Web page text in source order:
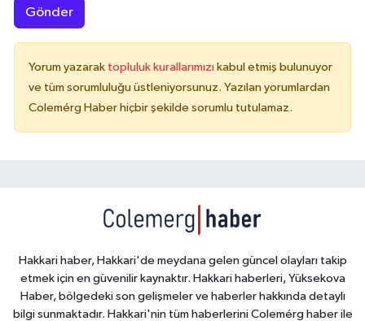
Gönder
Yorum yazarak topluluk kurallarımızı kabul etmiş bulunuyor
ve tüm sorumluluğu üstleniyorsunuz. Yazılan yorumlardan
Colemérg Haber hiçbir şekilde sorumlu tutulamaz.
Hakkari haber, Hakkari'de meydana gelen güncel olayları takip
etmek için en güvenilir kaynaktır. Hakkari haberleri, Yüksekova
Haber, bölgedeki son gelişmeler ve haberler hakkında detaylı
bilgi sunmaktadır. Hakkari'nin tüm haberlerini Colemérg haber ile